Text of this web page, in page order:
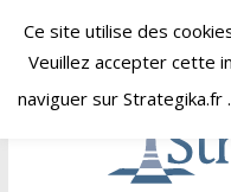
Skip
Ce site utilise des
Veuillez accepter cette
naviguer sur Strategika.fr .